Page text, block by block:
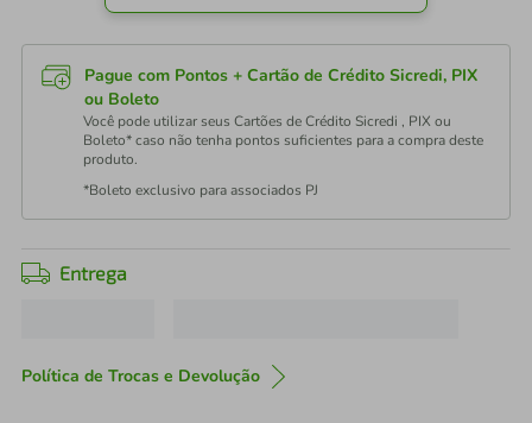
Pague com Pontos + Cartão de Crédito Sicredi, PIX
ou Boleto
Você pode utilizar seus Cartões de Crédito Sicredi , PIX ou
Boleto* caso não tenha pontos suficientes para a compra deste
produto.
*Boleto exclusivo para associados PJ
Entrega
Política de Trocas e Devolução